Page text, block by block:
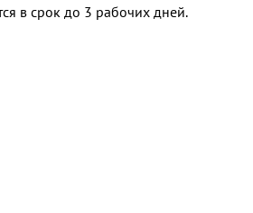
в срок до 3 рабочих дней.